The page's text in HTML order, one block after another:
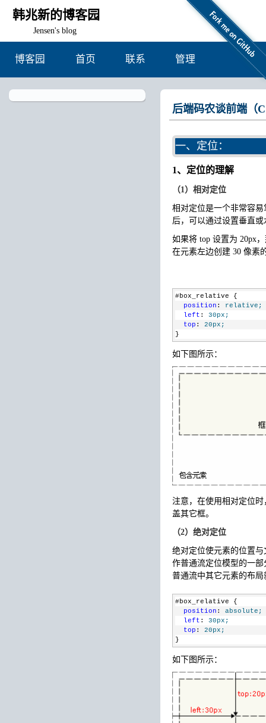
韩兆新的博客园
Jensen's blog
博客园 首页 联系 管理
后端码农谈前端（
一、定位：
1、定位的理解
（1）相对定位
相对定位是一个非常容
后，可以通过设置垂直
如果将 top 设置为 20px
在元素左边创建 30 像素
#box_relative {
position : relative;
left : 30px;
top : 20px;
}
如下图所示：
注意，在使用相对定位
盖其它框。
（2）绝对定位
绝对定位使元素的位置
作普通流定位模型的一
普通流中其它元素的布
#box_relative {
position : absolute;
left : 30px;
top : 20px;
}
如下图所示：